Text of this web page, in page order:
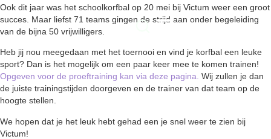
Ook dit jaar was het schoolkorfbal op 20 mei bij Victum weer een groot
succes. Maar liefst 71 teams gingen de strijd aan onder begeleiding
van de bijna 50 vrijwilligers.
Heb jij nou meegedaan met het toernooi en vind je korfbal een leuke
sport? Dan is het mogelijk om een paar keer mee te komen trainen!
Opgeven voor de proeftraining kan via deze pagina. Wij zullen je dan
de juiste trainingstijden doorgeven en de trainer van dat team op de
hoogte stellen.
We hopen dat je het leuk hebt gehad een je snel weer te zien bij
Victum!